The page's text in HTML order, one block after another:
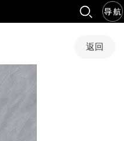
返回